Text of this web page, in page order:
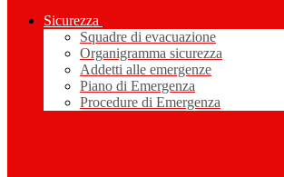
Sicurezza
Squadre di evacuazione
Organigramma sicurezza
Addetti alle emergenze
Piano di Emergenza
Procedure di Emergenza